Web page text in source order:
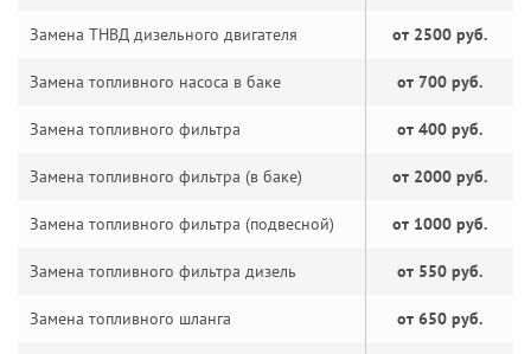
Замена ТНВД дизельного двигателя от 2500 руб.
Замена топливного насоса в баке от 700 руб.
Замена топливного фильтра от 400 руб.
Замена топливного фильтра (в баке) от 2000 руб.
Замена топливного фильтра (подвесной) от 1000 руб.
Замена топливного фильтра дизель от 550 руб.
Замена топливного шланга от 650 руб.